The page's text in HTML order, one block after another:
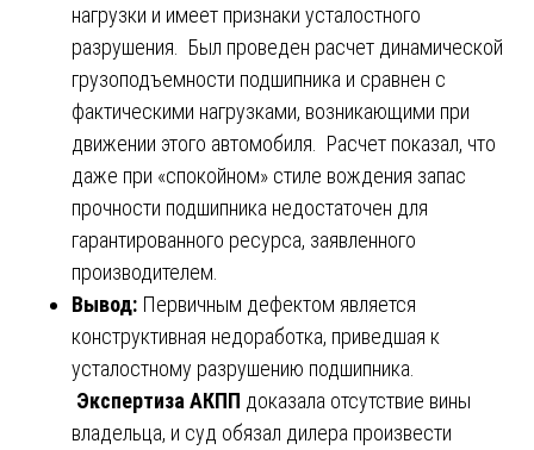
нагрузки и имеет признаки усталостного
разрушения. Был проведен расчет динамической
грузоподъемности подшипника и сравнен с
фактическими нагрузками, возникающими при
движении этого автомобиля. Расчет показал, что
даже при «спокойном» стиле вождения запас
прочности подшипника недостаточен для
гарантированного ресурса, заявленного
производителем.
Вывод: Первичным дефектом является
конструктивная недоработка, приведшая к
усталостному разрушению подшипника.
Экспертиза АКПП доказала отсутствие вины
владельца, и суд обязал дилера произвести